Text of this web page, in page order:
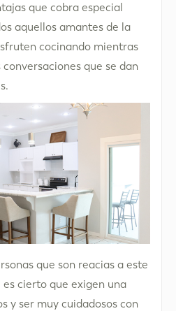
que cobra especial
aquellos amantes de la
cocinando mientras
que se dan
que son reacias a este
cierto que exigen una
y ser muy cuidadosos con